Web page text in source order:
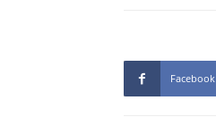
Facebook